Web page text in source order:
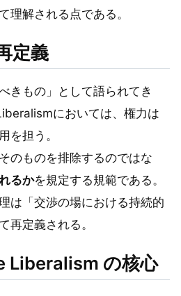
理解される点である。
定義
きもの」として語られてき
においては、権力は
を担う。
のものを排除するのではな
るかを規定する規範である。
は「交渉の場における持続的
再定義される。
の核心